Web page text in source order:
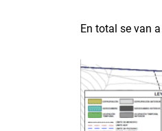
En total se van